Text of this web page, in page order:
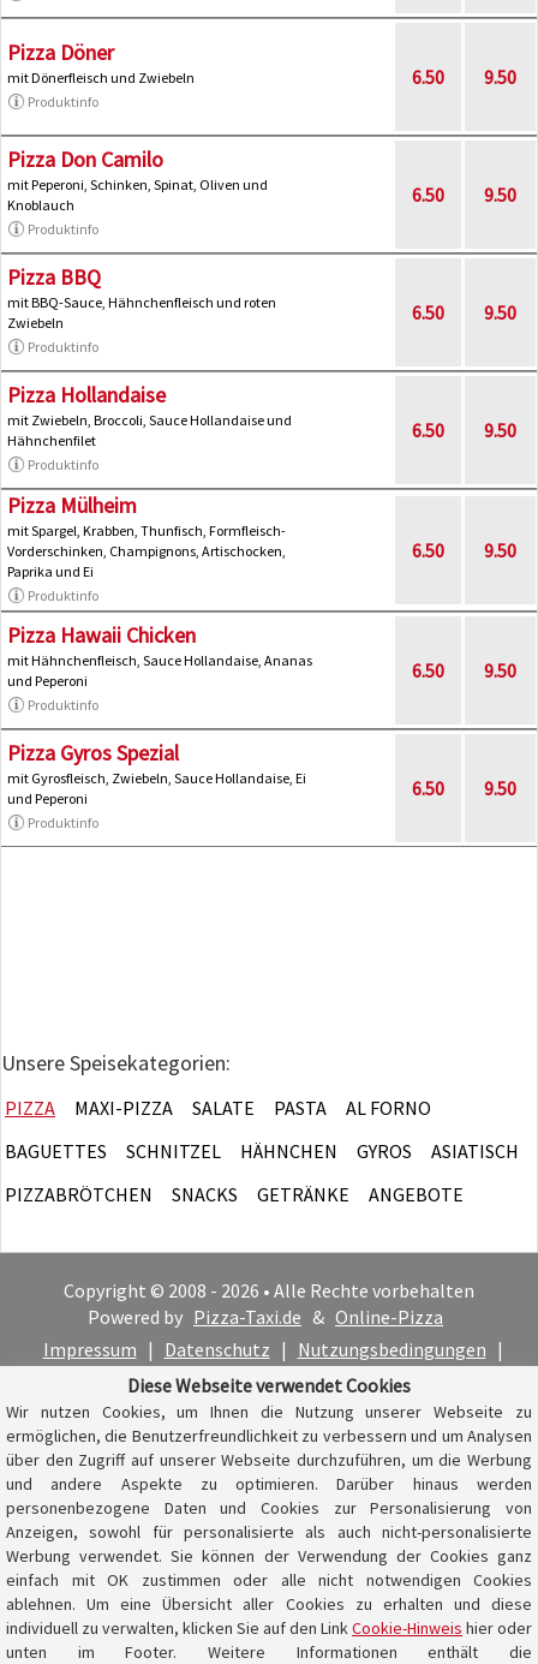
Pizza Döner
mit Dönerfleisch und Zwiebeln
Produktinfo
6.50 9.50
Pizza Don Camilo
mit Peperoni, Schinken, Spinat, Oliven und
Knoblauch
Produktinfo
6.50 9.50
Pizza BBQ
mit BBQ-Sauce, Hähnchenfleisch und roten
Zwiebeln
Produktinfo
6.50 9.50
Pizza Hollandaise
mit Zwiebeln, Broccoli, Sauce Hollandaise und
Hähnchenfilet
Produktinfo
6.50 9.50
Pizza Mülheim
mit Spargel, Krabben, Thunfisch, Formfleisch-
Vorderschinken, Champignons, Artischocken,
Paprika und Ei
Produktinfo
6.50 9.50
Pizza Hawaii Chicken
mit Hähnchenfleisch, Sauce Hollandaise, Ananas
und Peperoni
Produktinfo
6.50 9.50
Pizza Gyros Spezial
mit Gyrosfleisch, Zwiebeln, Sauce Hollandaise, Ei
und Peperoni
Produktinfo
6.50 9.50
Unsere Speisekategorien:
PIZZA MAXI-PIZZA SALATE PASTA
AL FORNO
BAGUETTES
SCHNITZEL HÄHNCHEN GYROS
ASIATISCH
PIZZABRÖTCHEN
SNACKS GETRÄNKE ANGEBOTE
Copyright © 2008 - 2026 • Alle Rechte vorbehalten
Powered by Pizza-Taxi.de & Online-Pizza
Impressum | Datenschutz | Nutzungsbedingungen |
Cookie-Hinweis
Diese Webseite verwendet Cookies
Wir nutzen Cookies, um Ihnen die Nutzung unserer Webseite zu
ermöglichen, die Benutzerfreundlichkeit zu verbessern und um Analysen
über den Zugriff auf unserer Webseite durchzuführen, um die Werbung
und andere Aspekte zu optimieren. Darüber hinaus werden
personenbezogene Daten und Cookies zur Personalisierung von
Anzeigen, sowohl für personalisierte als auch nicht-personalisierte
Werbung verwendet. Sie können der Verwendung der Cookies ganz
einfach mit OK zustimmen oder alle nicht notwendigen Cookies
ablehnen. Um eine Übersicht aller Cookies zu erhalten und diese
individuell zu verwalten, klicken Sie auf den LinkCookie-Hinweis hier oder
unten im Footer. Weitere Informationen enthält die